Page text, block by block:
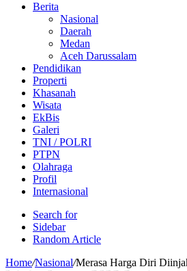
Berita
Nasional
Daerah
Medan
Aceh Darussalam
Pendidikan
Properti
Khasanah
Wisata
EkBis
Galeri
TNI / POLRI
PTPN
Olahraga
Profil
Internasional
Search for
Sidebar
Random Article
Home/Nasional/Merasa Harga Diri